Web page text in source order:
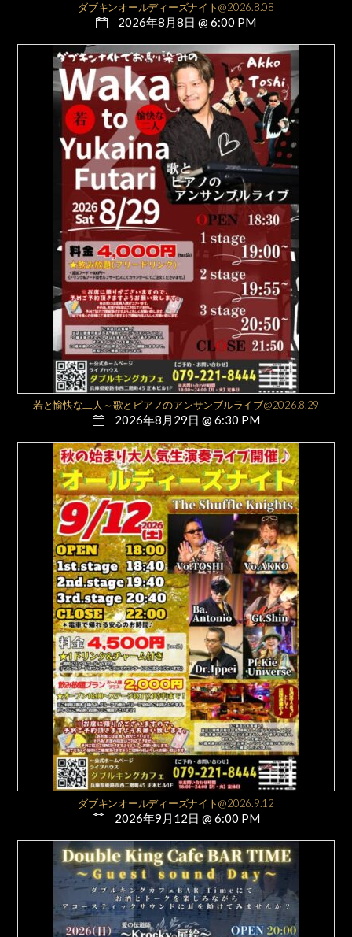
ダブキンオールディーズナイト@2026.8.08
2026年8月8日 @ 6:00 PM
若と愉快な二人～歌とピアノのアンサンブルライブ@2026.8.29
2026年8月29日 @ 6:30 PM
ダブキンオールディーズナイト@2026.9.12
2026年9月12日 @ 6:00 PM